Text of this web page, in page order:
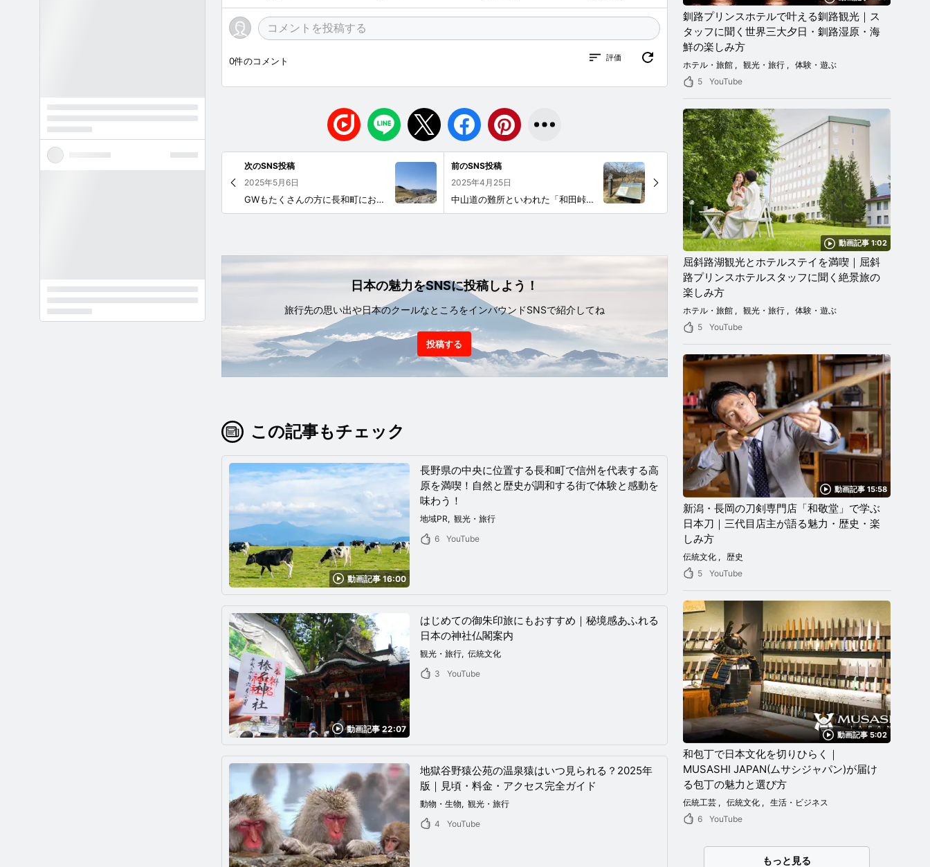
0件のコメント 評価
次のSNS投稿
2025年5月6日
GWもたくさんの方に長和町にお越しいただきました。ありがとうございます！！😍 ながわサイクル（E-bike)では美ヶ原、不動滝、古町周辺と豊かな自然を体験いただきました。 グリーンシーズンまだまだこれから！長和町で特別な自然体験をしてみませんか？😮🚵‍♂️⛺🌄 三峰大展望台から見る美ヶ原 三峰大展望台から見る日本アルプス
前のSNS投稿
2025年4月25日
中山道の難所といわれた「和田峠」の古峠の様子⛰ 暖かくなり歩かれる方も増えてきました🚶‍♀️🌳 和田峠を歩かれる方は熊鈴やラジオなどを携帯して歩いてください🔔 男女倉口と接待に仮設トイレが設置されています 仮設トイレの設置についての期間などはURLをご覧ください URL_MASK_0_END (写真1～3枚目：和田峠小峠 4枚目男女倉口)
日本の魅力をSNSに投稿しよう！
旅行先の思い出や日本のクールなところをインバウンドSNSで紹介してね
投稿する
この記事もチェック
動画記事 16:00
長野県の中央に位置する長和町で信州を代表する高
原を満喫！自然と歴史が調和する街で体験と感動を
味わう！
地域PR
観光・旅行
6
YouTube
動画記事 22:07
はじめての御朱印旅にもおすすめ｜秘境感あふれる
日本の神社仏閣案内
観光・旅行
伝統文化
3
YouTube
地獄谷野猿公苑の温泉猿はいつ見られる？2025年
版｜見頃・料金・アクセス完全ガイド
動物・生物
観光・旅行
4
YouTube
釧路プリンスホテルで叶える釧路観光｜ス
タッフに聞く世界三大夕日・釧路湿原・海
鮮の楽しみ方
ホテル・旅館 観光・旅行
体験・遊ぶ
5
YouTube
動画記事 1:02
屈斜路湖観光とホテルステイを満喫｜屈斜
路プリンスホテルスタッフに聞く絶景旅の
楽しみ方
ホテル・旅館 観光・旅行
体験・遊ぶ
5
YouTube
動画記事 15:58
新潟・長岡の刀剣専門店「和敬堂」で学ぶ
日本刀｜三代目店主が語る魅力・歴史・楽
しみ方
伝統文化
歴史
5
YouTube
動画記事 5:02
和包丁で日本文化を切りひらく｜
MUSASHI JAPAN(ムサシジャパン)が届け
る包丁の魅力と選び方
伝統工芸 伝統文化
生活・ビジネス
6
YouTube
もっと見る